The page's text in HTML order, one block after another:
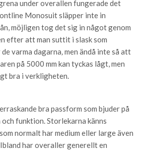
under overallen fungerade det
Monosuit släpper inte in
möjligen tog det sig in något genom
efter att man suttit i slask som
varma dagarna,men ändå inte så att
på 5000 mm kan tyckas lågt, men
bra i verkligheten.
bra passform som bjuder på
funktion. Storlekarna känns
normalt har medium eller large även
har overaller generellt en